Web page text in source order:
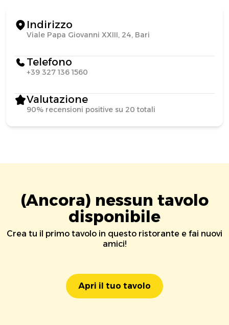
Indirizzo
Viale Papa Giovanni XXIII, 24, Bari
Telefono
+39 327 136 1560
Valutazione
90% recensioni positive su 20 totali
(Ancora) nessun tavolo
disponibile
Crea tu il primo tavolo in questo ristorante e fai nuovi
amici!
Apri il tuo tavolo